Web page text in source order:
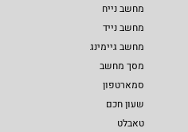
מחשב נייח
מחשב נייד
מחשב גיימינג
מסך מחשב
סמארטפון
שעון חכם
טאבלט